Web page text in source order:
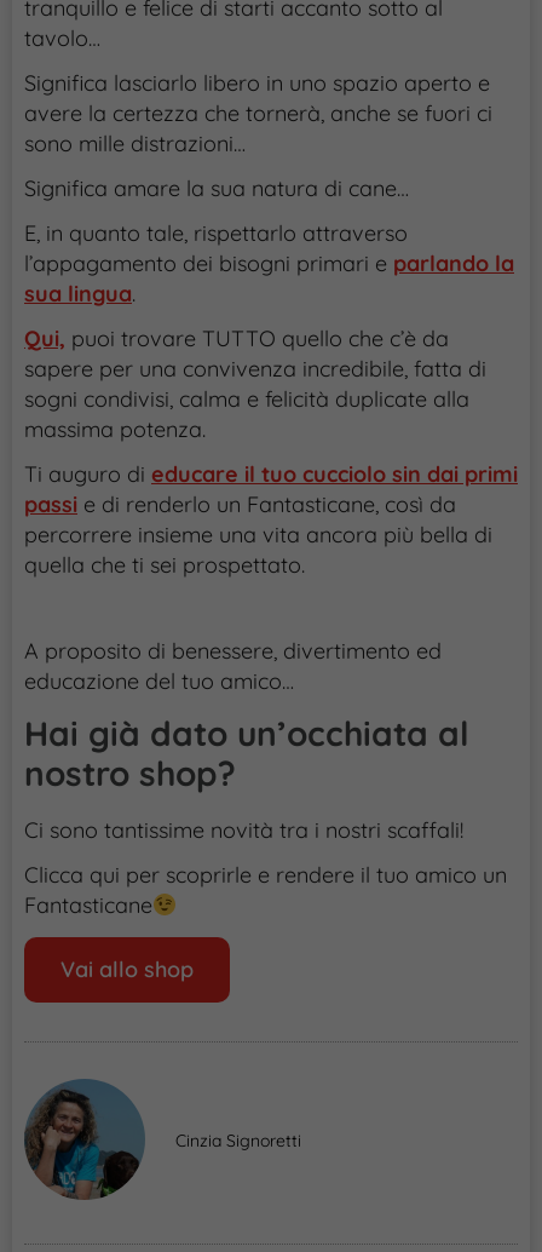
tranquillo e felice di starti accanto sotto al
tavolo…
Significa lasciarlo libero in uno spazio aperto e
avere la certezza che tornerà, anche se fuori ci
sono mille distrazioni…
Significa amare la sua natura di cane…
E, in quanto tale, rispettarlo attraverso
l’appagamento dei bisogni primari e parlando la
sua lingua.
Qui, puoi trovare TUTTO quello che c’è da
sapere per una convivenza incredibile, fatta di
sogni condivisi, calma e felicità duplicate alla
massima potenza.
Ti auguro di educare il tuo cucciolo sin dai primi
passi e di renderlo un Fantasticane, così da
percorrere insieme una vita ancora più bella di
quella che ti sei prospettato.
A proposito di benessere, divertimento ed
educazione del tuo amico…
Hai già dato un’occhiata al
nostro shop?
Ci sono tantissime novità tra i nostri scaffali!
Clicca qui per scoprirle e rendere il tuo amico un
Fantasticane
Vai allo shop
Cinzia Signoretti